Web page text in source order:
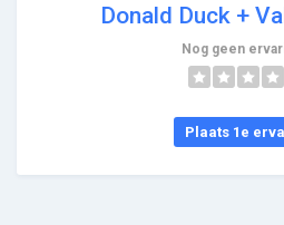
Donald Duck +
Nog geen
Plaats 1e